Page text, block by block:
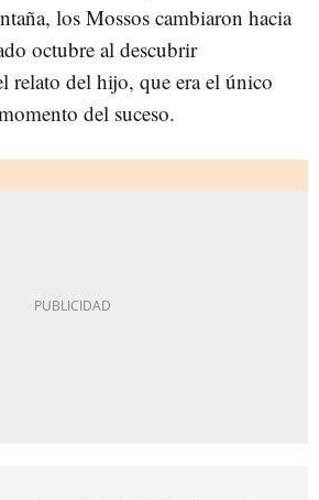
los Mossos cambiaron hacia
octubre al descubrir
relato del hijo, que era el único
del suceso.